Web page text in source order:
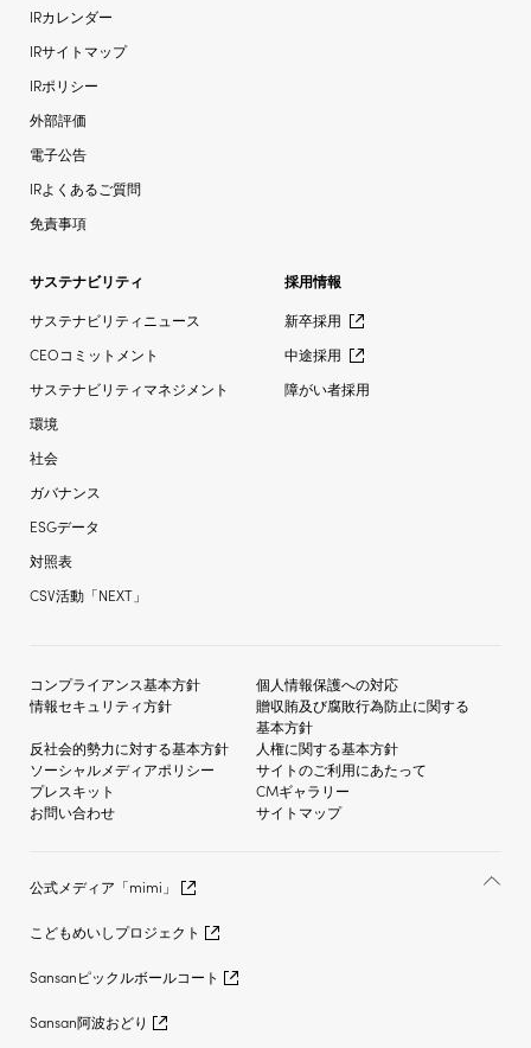
IRカレンダー
IRサイトマップ
IRポリシー
外部評価
電子公告
IRよくあるご質問
免責事項
サステナビリティ
サステナビリティニュース
CEOコミットメント
サステナビリティマネジメント
環境
社会
ガバナンス
ESGデータ
対照表
CSV活動「NEXT」
採用情報
新卒採用
中途採用
障がい者採用
コンプライアンス基本方針
個人情報保護への対応
情報セキュリティ方針
贈収賄及び腐敗行為防止に関する
基本方針
反社会的勢力に対する基本方針
人権に関する基本方針
ソーシャルメディアポリシー
サイトのご利用にあたって
プレスキット
CMギャラリー
お問い合わせ
サイトマップ
公式メディア「mimi」
こどもめいしプロジェクト
Sansanピックルボールコート
Sansan阿波おどり